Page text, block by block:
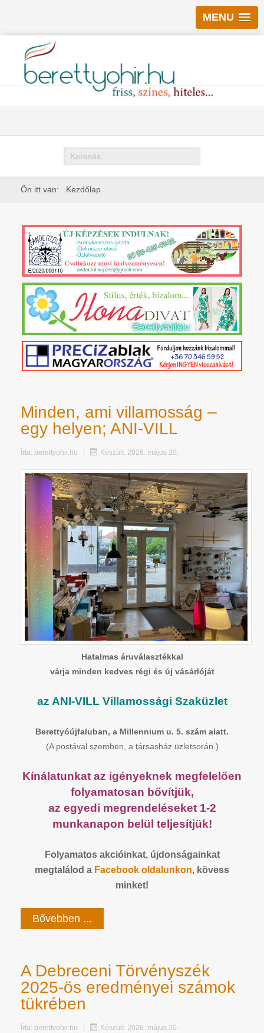
MENU
Keresés
Ön itt van: Kezdőlap
Minden, ami villamosság –
egy helyen; ANI-VILL
Írta: berettyohir.hu Készült: 2026. május 20.
Hatalmas áruválasztékkal
várja minden kedves régi és új vásárlóját
az ANI-VILL Villamossági Szaküzlet
Berettyóújfaluban, a Millennium u. 5. szám alatt.
(A postával szemben, a társasház üzletsorán.)
Kínálatunkat az igényeknek megfelelően
folyamatosan bővítjük,
az egyedi megrendeléseket 1-2
munkanapon belül teljesítjük!
Folyamatos akcióinkat, újdonságainkat
megtalálod a Facebook oldalunkon, kövess
minket!
Bővebben ...
A Debreceni Törvényszék
2025-ös eredményei számok
tükrében
Írta: berettyohir.hu Készült: 2026. május 20.